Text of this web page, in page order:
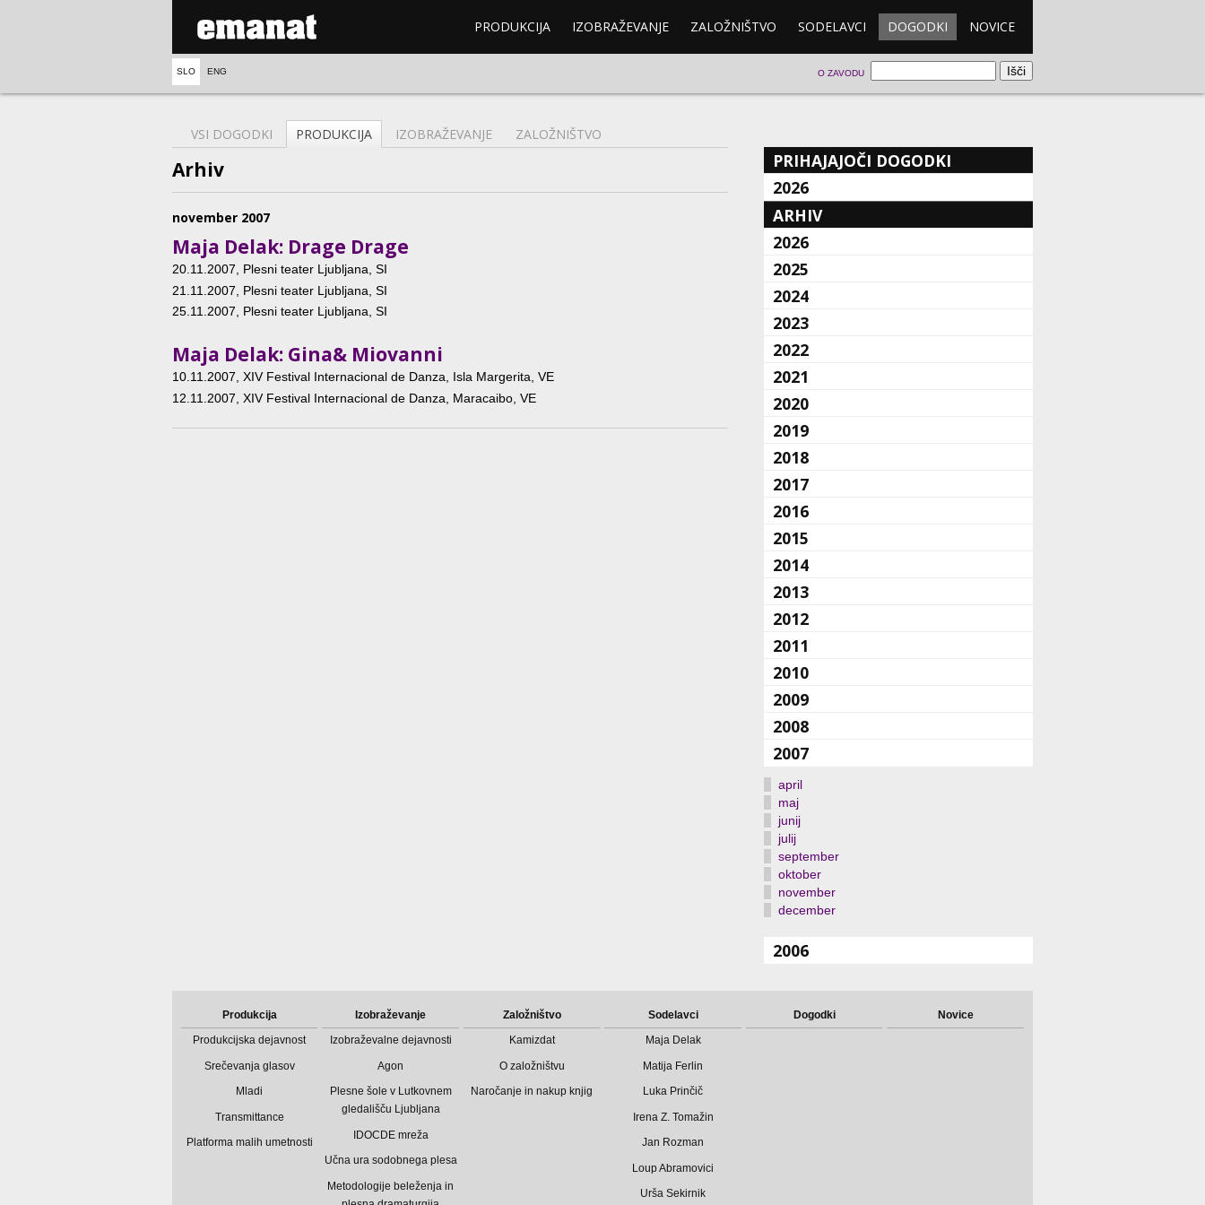
PRODUKCIJA IZOBRAŽEVANJE ZALOŽNIŠTVO SODELAVCI DOGODKI NOVICE
SLO ENG O ZAVODU
VSI DOGODKI PRODUKCIJA IZOBRAŽEVANJE ZALOŽNIŠTVO
Arhiv
november 2007
Maja Delak: Drage Drage
20.11.2007, Plesni teater Ljubljana, SI
21.11.2007 , Plesni teater Ljubljana, SI
25.11.2007 , Plesni teater Ljubljana, SI
Maja Delak: Gina& Miovanni
10.11.2007, XIV Festival Internacional de Danza, Isla Margerita, VE
12.11.2007 , XIV Festival Internacional de Danza, Maracaibo, VE
PRIHAJAJOČI DOGODKI
2026
ARHIV
2026
2025
2024
2023
2022
2021
2020
2019
2018
2017
2016
2015
2014
2013
2012
2011
2010
2009
2008
2007
april
maj
junij
julij
september
oktober
november
december
2006
Produkcija
Produkcijska dejavnost
Srečevanja glasov
Mladi
Transmittance
Platforma malih umetnosti
Izobraževanje
Izobraževalne dejavnosti
Agon
Plesne šole v Lutkovnem
gledališču Ljubljana
IDOCDE mreža
Učna ura sodobnega plesa
Metodologije beleženja in
Založništvo
Kamizdat
O založništvu
Naročanje in nakup knjig
Sodelavci
Maja Delak
Matija Ferlin
Luka Prinčič
Irena Z. Tomažin
Jan Rozman
Loup Abramovici
Urša Sekirnik
Dogodki Novice